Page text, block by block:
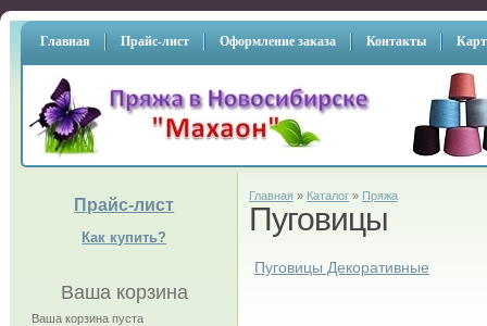
Главная Прайс-лист Оформление заказа Контакты
Прайс-лист
Как купить?
Ваша корзина
Ваша корзина пуста
Главная » Каталог» Пряжа
Пуговицы
Пуговицы Декоративные